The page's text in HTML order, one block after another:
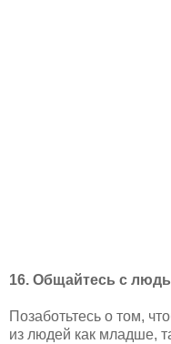
16. Общайтесь с
Позаботьтесь о том,
из людей как младше,